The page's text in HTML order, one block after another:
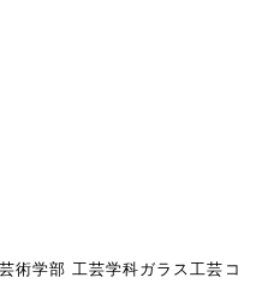
術学部 工芸学科ガラス工芸コ